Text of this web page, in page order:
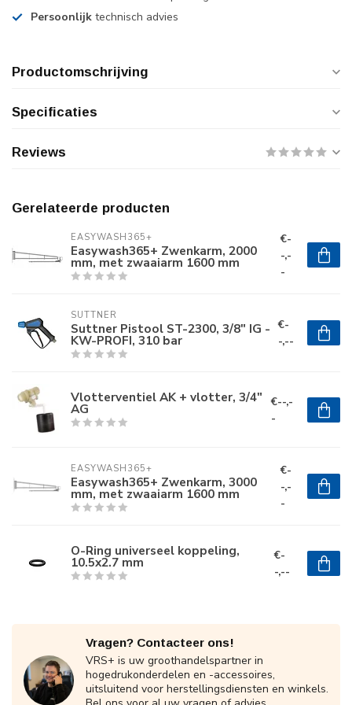
Persoonlijk technisch advies
Productomschrijving
Specificaties
Reviews
Gerelateerde producten
EASYWASH365+
Easywash365+ Zwenkarm, 2000
mm, met zwaaiarm 1600 mm
€-
-,-
-
SUTTNER
Suttner Pistool ST-2300, 3/8" IG -
KW-PROFI, 310 bar
€-
-,--
Vlotterventiel AK + vlotter, 3/4"
AG
€--,-
-
EASYWASH365+
Easywash365+ Zwenkarm, 3000
mm, met zwaaiarm 1600 mm
€-
-,-
-
O-Ring universeel koppeling,
10.5x2.7 mm
€-
-,--
Vragen? Contacteer ons!
VRS+ is uw groothandelspartner in
hogedrukonderdelen en -accessoires,
uitsluitend voor herstellingsdiensten en winkels.